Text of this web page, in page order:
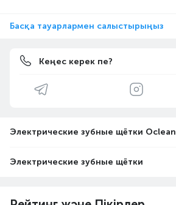
Басқа тауарлармен салыстырыңыз
Кеңес керек пе?
Электрические зубные щётки Oclean
Электрические зубные щётки